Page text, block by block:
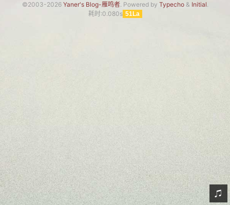
链接
©2003-2026 Yaner's Blog-雁鸣者. Powered by Typecho& Initial.
耗时:0.080s 51La